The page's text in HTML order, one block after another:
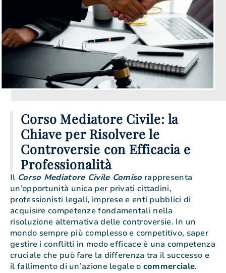
Corso Mediatore Civile: la
Chiave per Risolvere le
Controversie con Efficacia e
Professionalità
Il Corso Mediatore Civile Comiso rappresenta
un’opportunità unica per privati cittadini,
professionisti legali, imprese e enti pubblici di
acquisire competenze fondamentali nella
risoluzione alternativa delle controversie. In un
mondo sempre più complesso e competitivo, saper
gestire i conflitti in modo efficace è una competenza
cruciale che può fare la differenza tra il successo e
il fallimento di un’azione legale o commerciale.